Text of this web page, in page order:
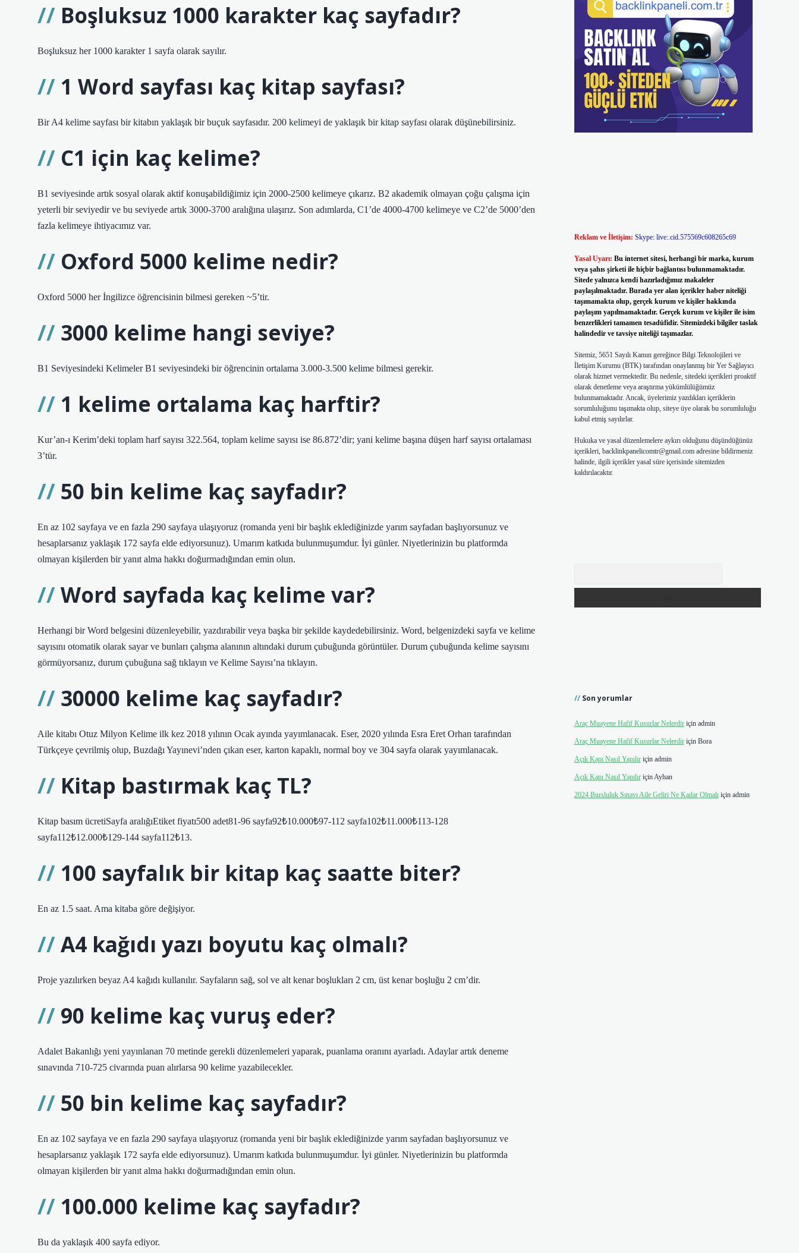
Boşluksuz 1000 karakter kaç sayfadır?
Boşluksuz her 1000 karakter 1 sayfa olarak sayılır.
1 Word sayfası kaç kitap sayfası?
Bir A4 kelime sayfası bir kitabın yaklaşık bir buçuk sayfasıdır. 200 kelimeyi de yaklaşık bir kitap sayfası olarak düşünebilirsiniz.
C1 için kaç kelime?
B1 seviyesinde artık sosyal olarak aktif konuşabildiğimiz için 2000-2500 kelimeye çıkarız. B2 akademik olmayan çoğu çalışma için
yeterli bir seviyedir ve bu seviyede artık 3000-3700 aralığına ulaşırız. Son adımlarda, C1’de 4000-4700 kelimeye ve C2’de 5000’den
fazla kelimeye ihtiyacımız var.
Oxford 5000 kelime nedir?
Oxford 5000 her İngilizce öğrencisinin bilmesi gereken ~5’tir.
3000 kelime hangi seviye?
B1 Seviyesindeki Kelimeler B1 seviyesindeki bir öğrencinin ortalama 3.000-3.500 kelime bilmesi gerekir.
1 kelime ortalama kaç harftir?
Kur’an-ı Kerim’deki toplam harf sayısı 322.564, toplam kelime sayısı ise 86.872’dir; yani kelime başına düşen harf sayısı ortalaması
3’tür.
50 bin kelime kaç sayfadır?
En az 102 sayfaya ve en fazla 290 sayfaya ulaşıyoruz (romanda yeni bir başlık eklediğinizde yarım sayfadan başlıyorsunuz ve
hesaplarsanız yaklaşık 172 sayfa elde ediyorsunuz). Umarım katkıda bulunmuşumdur. İyi günler. Niyetlerinizin bu platformda
olmayan kişilerden bir yanıt alma hakkı doğurmadığından emin olun.
Word sayfada kaç kelime var?
Herhangi bir Word belgesini düzenleyebilir, yazdırabilir veya başka bir şekilde kaydedebilirsiniz. Word, belgenizdeki sayfa ve kelime
sayısını otomatik olarak sayar ve bunları çalışma alanının altındaki durum çubuğunda görüntüler. Durum çubuğunda kelime sayısını
görmüyorsanız, durum çubuğuna sağ tıklayın ve Kelime Sayısı’na tıklayın.
30000 kelime kaç sayfadır?
Aile kitabı Otuz Milyon Kelime ilk kez 2018 yılının Ocak ayında yayımlanacak. Eser, 2020 yılında Esra Eret Orhan tarafından
Türkçeye çevrilmiş olup, Buzdağı Yayınevi’nden çıkan eser, karton kapaklı, normal boy ve 304 sayfa olarak yayımlanacak.
Kitap bastırmak kaç TL?
Kitap basım ücretiSayfa aralığıEtiket fiyatı500 adet81-96 sayfa92₺10.000₺97-112 sayfa102₺11.000₺113-128
sayfa112₺12.000₺129-144 sayfa112₺13.
100 sayfalık bir kitap kaç saatte biter?
En az 1.5 saat. Ama kitaba göre değişiyor.
A4 kağıdı yazı boyutu kaç olmalı?
Proje yazılırken beyaz A4 kağıdı kullanılır. Sayfaların sağ, sol ve alt kenar boşlukları 2 cm, üst kenar boşluğu 2 cm’dir.
90 kelime kaç vuruş eder?
Adalet Bakanlığı yeni yayınlanan 70 metinde gerekli düzenlemeleri yaparak, puanlama oranını ayarladı. Adaylar artık deneme
sınavında 710-725 civarında puan alırlarsa 90 kelime yazabilecekler.
50 bin kelime kaç sayfadır?
En az 102 sayfaya ve en fazla 290 sayfaya ulaşıyoruz (romanda yeni bir başlık eklediğinizde yarım sayfadan başlıyorsunuz ve
hesaplarsanız yaklaşık 172 sayfa elde ediyorsunuz). Umarım katkıda bulunmuşumdur. İyi günler. Niyetlerinizin bu platformda
olmayan kişilerden bir yanıt alma hakkı doğurmadığından emin olun.
100.000 kelime kaç sayfadır?
Bu da yaklaşık 400 sayfa ediyor.
Reklam ve İletişim: Skype: live:.cid.575569c608265c69
Yasal Uyarı: Bu internet sitesi, herhangi bir marka, kurum
veya şahıs şirketi ile hiçbir bağlantısı bulunmamaktadır.
Sitede yalnızca kendi hazırladığımız makaleler
paylaşılmaktadır. Burada yer alan içerikler haber niteliği
taşımamakta olup, gerçek kurum ve kişiler hakkında
paylaşım yapılmamaktadır. Gerçek kurum ve kişiler ile isim
benzerlikleri tamamen tesadüfidir. Sitemizdeki bilgiler taslak
halindedir ve tavsiye niteliği taşımazlar.
Sitemiz, 5651 Sayılı Kanun gereğince Bilgi Teknolojileri ve
İletişim Kurumu (BTK) tarafından onaylanmış bir Yer Sağlayıcı
olarak hizmet vermektedir. Bu nedenle, sitedeki içerikleri proaktif
olarak denetleme veya araştırma yükümlülüğümüz
bulunmamaktadır. Ancak, üyelerimiz yazdıkları içeriklerin
sorumluluğunu taşımakta olup, siteye üye olarak bu sorumluluğu
kabul etmiş sayılırlar.
Hukuka ve yasal düzenlemelere aykırı olduğunu düşündüğünüz
içerikleri, backlinkpanelicomtr@gmail.comadresine bildirmeniz
halinde, ilgili içerikler yasal süre içerisinde sitemizden
kaldırılacaktır.
Son yorumlar
Araç Muayene Hafif Kusurlar Nelerdiriçin admin
Araç Muayene Hafif Kusurlar Nelerdiriçin Bora
Açık Kapı Nasıl Yapılıriçin admin
Açık Kapı Nasıl YapılıriçinAyhan
2024 Bursluluk Sınavı Aile Geliri Ne Kadar Olmalıiçin admin